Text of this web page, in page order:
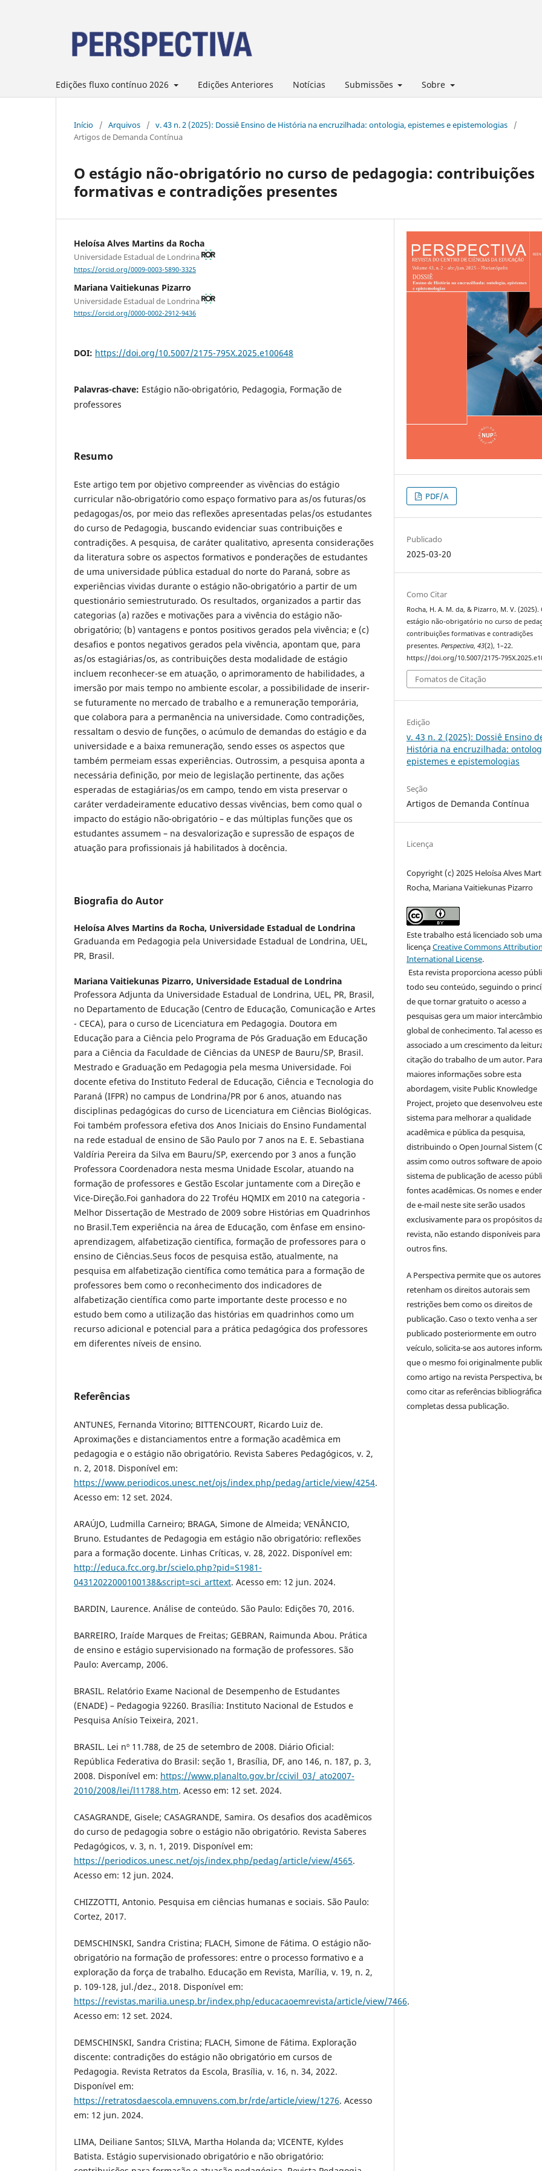
Edições fluxo contínuo 2026 Edições Anteriores Notícias Submissões Sobre
Início / Arquivos / v. 43 n. 2 (2025): Dossiê Ensino de História na encruzilhada: ontologia, epistemes e epistemologias
/
Artigos de Demanda Contínua
O estágio não-obrigatório no curso de pedagogia: contribuições
formativas e contradições presentes
Heloísa Alves Martins da Rocha
Universidade Estadual de Londrina
https://orcid.org/0009-0003-5890-3325
Mariana Vaitiekunas Pizarro
Universidade Estadual de Londrina
https://orcid.org/0000-0002-2912-9436
DOI: https://doi.org/10.5007/2175-795X.2025.e100648
Palavras-chave: Estágio não-obrigatório, Pedagogia, Formação de
professores
Resumo
Este artigo tem por objetivo compreender as vivências do estágio
curricular não-obrigatório como espaço formativo para as/os futuras/os
pedagogas/os, por meio das reflexões apresentadas pelas/os estudantes
do curso de Pedagogia, buscando evidenciar suas contribuições e
contradições. A pesquisa, de caráter qualitativo, apresenta considerações
da literatura sobre os aspectos formativos e ponderações de estudantes
de uma universidade pública estadual do norte do Paraná, sobre as
experiências vividas durante o estágio não-obrigatório a partir de um
questionário semiestruturado. Os resultados, organizados a partir das
categorias (a) razões e motivações para a vivência do estágio não-
obrigatório; (b) vantagens e pontos positivos gerados pela vivência; e (c)
desafios e pontos negativos gerados pela vivência, apontam que, para
as/os estagiárias/os, as contribuições desta modalidade de estágio
incluem reconhecer-se em atuação, o aprimoramento de habilidades, a
imersão por mais tempo no ambiente escolar, a possibilidade de inserir-
se futuramente no mercado de trabalho e a remuneração temporária,
que colabora para a permanência na universidade. Como contradições,
ressaltam o desvio de funções, o acúmulo de demandas do estágio e da
universidade e a baixa remuneração, sendo esses os aspectos que
também permeiam essas experiências. Outrossim, a pesquisa aponta a
necessária definição, por meio de legislação pertinente, das ações
esperadas de estagiárias/os em campo, tendo em vista preservar o
caráter verdadeiramente educativo dessas vivências, bem como qual o
impacto do estágio não-obrigatório – e das múltiplas funções que os
estudantes assumem – na desvalorização e supressão de espaços de
atuação para profissionais já habilitados à docência.
Biografia do Autor
Heloísa Alves Martins da Rocha, Universidade Estadual de Londrina
Graduanda em Pedagogia pela Universidade Estadual de Londrina, UEL,
PR, Brasil.
Mariana Vaitiekunas Pizarro, Universidade Estadual de Londrina
Professora Adjunta da Universidade Estadual de Londrina, UEL, PR, Brasil,
no Departamento de Educação (Centro de Educação, Comunicação e Artes
- CECA), para o curso de Licenciatura em Pedagogia. Doutora em
Educação para a Ciência pelo Programa de Pós Graduação em Educação
para a Ciência da Faculdade de Ciências da UNESP de Bauru/SP, Brasil.
Mestrado e Graduação em Pedagogia pela mesma Universidade. Foi
docente efetiva do Instituto Federal de Educação, Ciência e Tecnologia do
Paraná (IFPR) no campus de Londrina/PR por 6 anos, atuando nas
disciplinas pedagógicas do curso de Licenciatura em Ciências Biológicas.
Foi também professora efetiva dos Anos Iniciais do Ensino Fundamental
na rede estadual de ensino de São Paulo por 7 anos na E. E. Sebastiana
Valdíria Pereira da Silva em Bauru/SP, exercendo por 3 anos a função
Professora Coordenadora nesta mesma Unidade Escolar, atuando na
formação de professores e Gestão Escolar juntamente com a Direção e
Vice-Direção.Foi ganhadora do 22 Troféu HQMIX em 2010 na categoria -
Melhor Dissertação de Mestrado de 2009 sobre Histórias em Quadrinhos
no Brasil.Tem experiência na área de Educação, com ênfase em ensino-
aprendizagem, alfabetização científica, formação de professores para o
ensino de Ciências.Seus focos de pesquisa estão, atualmente, na
pesquisa em alfabetização científica como temática para a formação de
professores bem como o reconhecimento dos indicadores de
alfabetização científica como parte importante deste processo e no
estudo bem como a utilização das histórias em quadrinhos como um
recurso adicional e potencial para a prática pedagógica dos professores
em diferentes níveis de ensino.
Referências
ANTUNES, Fernanda Vitorino; BITTENCOURT, Ricardo Luiz de.
Aproximações e distanciamentos entre a formação acadêmica em
pedagogia e o estágio não obrigatório. Revista Saberes Pedagógicos, v. 2,
n. 2, 2018. Disponível em:
https://www.periodicos.unesc.net/ojs/index.php/pedag/article/view/4254.
Acesso em: 12 set. 2024.
ARAÚJO, Ludmilla Carneiro; BRAGA, Simone de Almeida; VENÂNCIO,
Bruno. Estudantes de Pedagogia em estágio não obrigatório: reflexões
para a formação docente. Linhas Críticas, v. 28, 2022. Disponível em:
http://educa.fcc.org.br/scielo.php?pid=S1981-
04312022000100138&script=sci_arttext. Acesso em: 12 jun. 2024.
BARDIN, Laurence. Análise de conteúdo. São Paulo: Edições 70, 2016.
BARREIRO, Iraíde Marques de Freitas; GEBRAN, Raimunda Abou. Prática
de ensino e estágio supervisionado na formação de professores. São
Paulo: Avercamp, 2006.
BRASIL. Relatório Exame Nacional de Desempenho de Estudantes
(ENADE) – Pedagogia 92260. Brasília: Instituto Nacional de Estudos e
Pesquisa Anísio Teixeira, 2021.
BRASIL. Lei nº 11.788, de 25 de setembro de 2008. Diário Oficial:
República Federativa do Brasil: seção 1, Brasília, DF, ano 146, n. 187, p. 3,
2008. Disponível em: https://www.planalto.gov.br/ccivil_03/_ato2007-
2010/2008/lei/l11788.htm. Acesso em: 12 set. 2024.
CASAGRANDE, Gisele; CASAGRANDE, Samira. Os desafios dos acadêmicos
do curso de pedagogia sobre o estágio não obrigatório. Revista Saberes
Pedagógicos, v. 3, n. 1, 2019. Disponível em:
https://periodicos.unesc.net/ojs/index.php/pedag/article/view/4565.
Acesso em: 12 jun. 2024.
CHIZZOTTI, Antonio. Pesquisa em ciências humanas e sociais. São Paulo:
Cortez, 2017.
DEMSCHINSKI, Sandra Cristina; FLACH, Simone de Fátima. O estágio não-
obrigatório na formação de professores: entre o processo formativo e a
exploração da força de trabalho. Educação em Revista, Marília, v. 19, n. 2,
p. 109-128, jul./dez., 2018. Disponível em:
https://revistas.marilia.unesp.br/index.php/educacaoemrevista/article/view/7466.
Acesso em: 12 set. 2024.
DEMSCHINSKI, Sandra Cristina; FLACH, Simone de Fátima. Exploração
discente: contradições do estágio não obrigatório em cursos de
Pedagogia. Revista Retratos da Escola, Brasília, v. 16, n. 34, 2022.
Disponível em:
https://retratosdaescola.emnuvens.com.br/rde/article/view/1276. Acesso
em: 12 jun. 2024.
LIMA, Deiliane Santos; SILVA, Martha Holanda da; VICENTE, Kyldes
Batista. Estágio supervisionado obrigatório e não obrigatório:
PDF/A
Publicado
2025-03-20
Como Citar
Rocha, H. A. M. da, & Pizarro, M. V. (2025).
estágio não-obrigatório no curso de
contribuições formativas e contradições
presentes.Perspectiva,43(2), 1–22.
https://doi.org/10.5007/2175-
Fomatos de Citação
Edição
v. 43 n. 2 (2025): Dossiê Ensino
História na encruzilhada:
epistemes e epistemologias
Seção
Artigos de Demanda Contínua
Licença
Copyright (c) 2025 Heloísa Alves
Rocha, Mariana Vaitiekunas Pizarro
Este trabalho está licenciado sob uma
licençaCreative Commons
International License.
Esta revista proporciona acesso
todo seu conteúdo, seguindo o
de que tornar gratuito o acesso a
pesquisas gera um maior intercâmbio
global de conhecimento. Tal acesso
associado a um crescimento da
citação do trabalho de um autor. Para
maiores informações sobre esta
abordagem, visite Public Knowledge
Project, projeto que desenvolveu este
sistema para melhorar a qualidade
acadêmica e pública da pesquisa,
distribuindo o Open Journal Sistem
assim como outros software de
sistema de publicação de acesso
fontes acadêmicas. Os nomes e
de e-mail neste site serão usados
exclusivamente para os propósitos
revista, não estando disponíveis para
outros fins.
A Perspectiva permite que os autores
retenham os direitos autorais sem
restrições bem como os direitos de
publicação. Caso o texto venha a ser
publicado posteriormente em outro
veículo, solicita-se aos autores
que o mesmo foi originalmente
como artigo na revista Perspectiva,
como citar as referências
completas dessa publicação.